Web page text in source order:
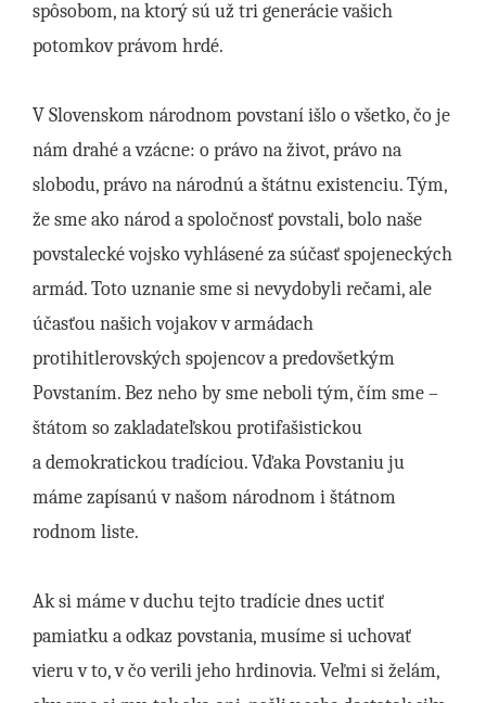
spôsobom, na ktorý sú už tri generácie vašich
potomkov právom hrdé.
V Slovenskom národnom povstaní išlo o všetko, čo je
nám drahé a vzácne: o právo na život, právo na
slobodu, právo na národnú a štátnu existenciu. Tým,
že sme ako národ a spoločnosť povstali, bolo naše
povstalecké vojsko vyhlásené za súčasť spojeneckých
armád. Toto uznanie sme si nevydobyli rečami, ale
účasťou našich vojakov v armádach
protihitlerovských spojencov a predovšetkým
Povstaním. Bez neho by sme neboli tým, čím sme –
štátom so zakladateľskou protifašistickou
a demokratickou tradíciou. Vďaka Povstaniu ju
máme zapísanú v našom národnom i štátnom
rodnom liste.
Ak si máme v duchu tejto tradície dnes uctiť
pamiatku a odkaz povstania, musíme si uchovať
vieru v to, v čo verili jeho hrdinovia. Veľmi si želám,